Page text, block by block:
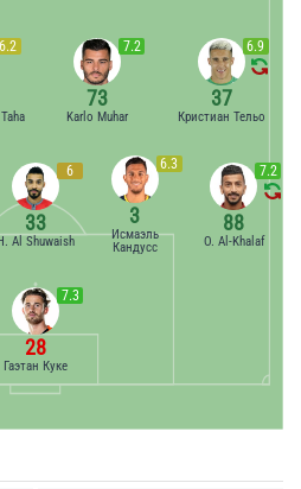
7.3
28
Гаэтан Куке
6
33
Al Shuwaish
6.3
3
Исмаэль
Кандусс
7.2
88
O. Al-Khalaf
6.2 7.2
73
Karlo Muhar
6.9
37
Кристиан Тельо